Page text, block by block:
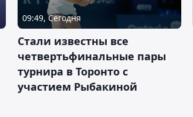
09:49, Сегодня
Стали известны все
четвертьфинальные пары
турнира в Торонто с
участием Рыбакиной